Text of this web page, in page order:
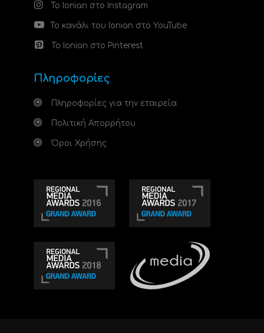
Το Ionian στο Instagram
Το κανάλι του Ionian στο YouTube
Το Ionian στο Pinterest
Πληροφορίες
Πληροφορίες για την εταιρεία
Πολιτική Απορρήτου
Όροι Χρήσης